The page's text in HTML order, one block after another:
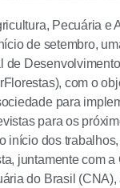
Pecuária e
de setembro,
de
com o
para
para os
início dos
juntamente com
do Brasil